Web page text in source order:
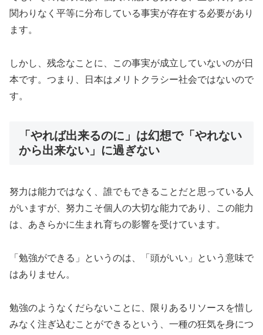
関わりなく平等に分布している事実が存在する必要があり
ます。
しかし、残念なことに、この事実が成立していないのが日
本です。つまり、日本はメリトクラシー社会ではないので
す。
「やれば出来るのに」は幻想で「やれない
から出来ない」に過ぎない
努力は能力ではなく、誰でもできることだと思っている人
がいますが、努力こそ個人の大切な能力であり、この能力
は、あきらかに生まれ育ちの影響を受けています。
「勉強ができる」というのは、「頭がいい」という意味で
はありません。
勉強のようなくだらないことに、限りあるリソースを惜し
みなく注ぎ込むことができるという、一種の狂気を身につ